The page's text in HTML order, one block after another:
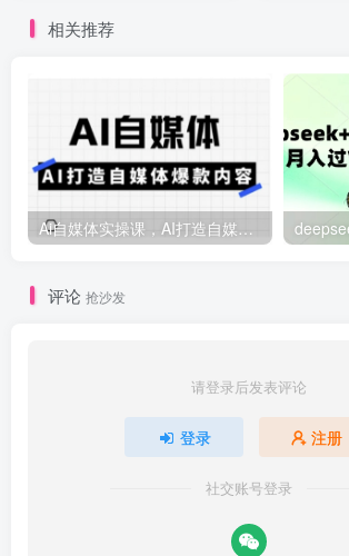
相关推荐
Ai自媒体实操课，AI打造自媒体爆款内容
评论 抢沙发
请登录后发表评论
登录 注册
社交账号登录